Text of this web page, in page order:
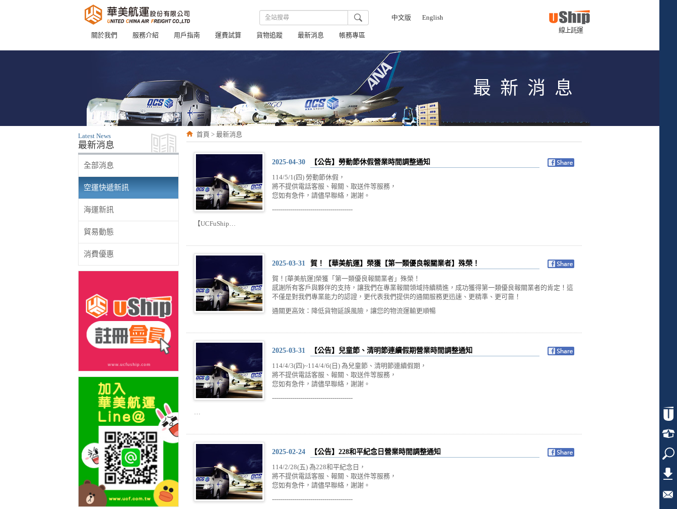
關於我們 服務介紹 用戶指南 運費試算 貨物追蹤 最新消息 帳務專區
中文版
English
線上託運
最新消息
Latest News
最新消息
全部消息
空運快遞新訊
海運新訊
貿易動態
消費優惠
首頁 > 最新消息
2025-04-30
【公告】勞動節休假營業時間調整通知
114/5/1(四) 勞動節休假，
將不提供電話客服、報關、取送件等服務，
您如有急件，請儘早聯絡，謝謝。
----------------------------------------
【UCFuShip…
2025-03-31
賀！【華美航運】榮獲【第一類優良報關業者】殊榮！
賀！[華美航運]榮獲「第一類優良報關業者」殊榮！
感謝所有客戶與夥伴的支持，讓我們在專業報關領域持續精進，成功獲得第一類優良報關業者的肯定！這
不僅是對我們專業能力的認證，更代表我們提供的通關服務更迅速、更精準、更可靠！
通關更高效：降低貨物延誤風險，讓您的物流運輸更順暢
2025-03-31
【公告】兒童節、清明節連續假期營業時間調整通知
114/4/3(四)~114/4/6(日) 為兒童節、清明節連續假期，
將不提供電話客服、報關、取送件等服務，
您如有急件，請儘早聯絡，謝謝。
----------------------------------------
…
2025-02-24
【公告】228和平紀念日營業時間調整通知
114/2/28(五) 為228和平紀念日，
將不提供電話客服、報關、取送件等服務，
您如有急件，請儘早聯絡，謝謝。
----------------------------------------